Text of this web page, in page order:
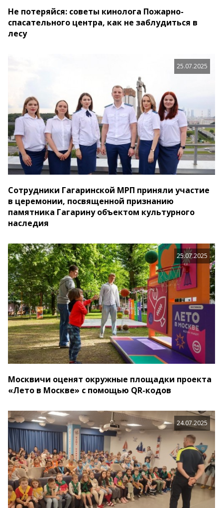
Не потеряйся: советы кинолога Пожарно-
спасательного центра, как не заблудиться в
лесу
25.07.2025
Сотрудники Гагаринской МРП приняли участие
в церемонии, посвященной признанию
памятника Гагарину объектом культурного
наследия
25.07.2025
Москвичи оценят окружные площадки проекта
«Лето в Москве» с помощью QR-кодов
24.07.2025